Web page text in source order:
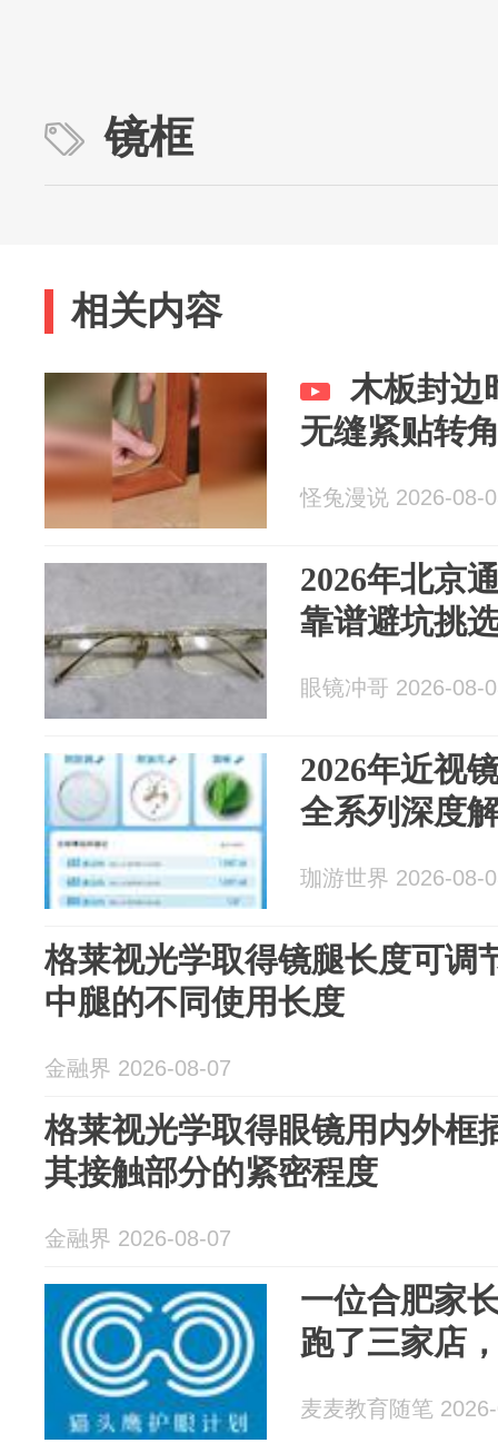
镜框
相关内容
木板封边
无缝紧贴转
怪兔漫说 2026-08-
2026年北京
靠谱避坑挑
眼镜冲哥 2026-08-
2026年近视
全系列深度
珈游世界 2026-08-
格莱视光学取得镜腿长度可调
中腿的不同使用长度
金融界 2026-08-07
格莱视光学取得眼镜用内外框
其接触部分的紧密程度
金融界 2026-08-07
一位合肥家
跑了三家店
麦麦教育随笔